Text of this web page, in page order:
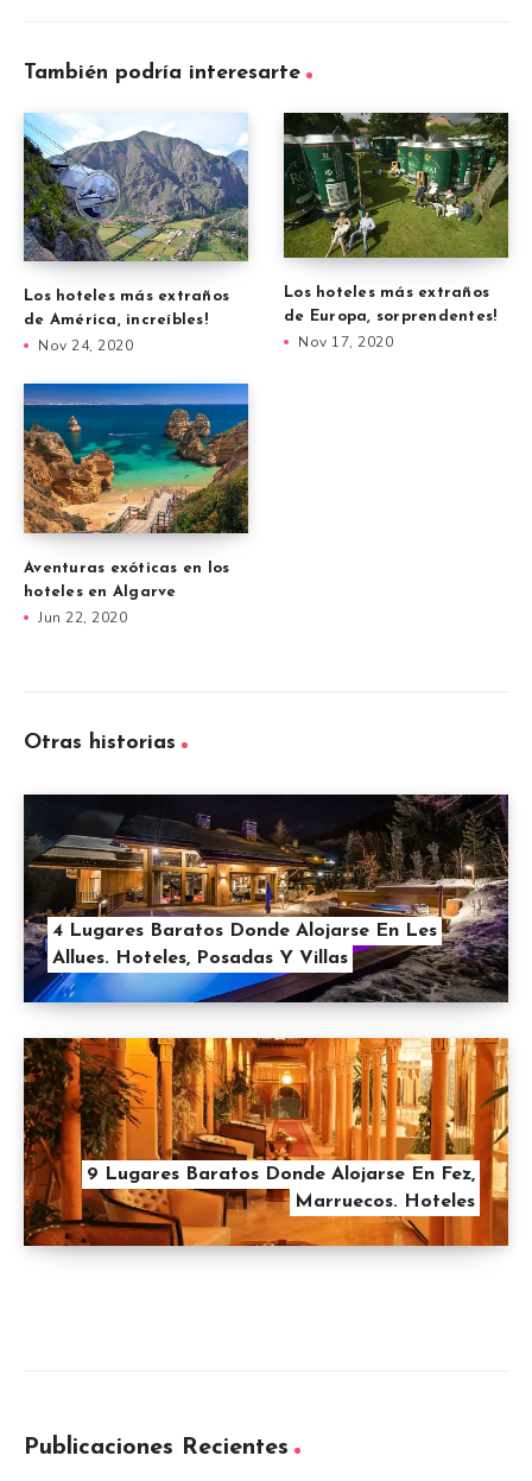
También podría interesarte
Los hoteles más extraños
de América, increíbles!
Nov 24, 2020
Los hoteles más extraños
de Europa, sorprendentes!
Nov 17, 2020
Aventuras exóticas en los
hoteles en Algarve
Jun 22, 2020
Otras historias
4 Lugares Baratos Donde Alojarse En Les
Allues. Hoteles, Posadas Y Villas
9 Lugares Baratos Donde Alojarse En Fez,
Marruecos. Hoteles
Publicaciones Recientes